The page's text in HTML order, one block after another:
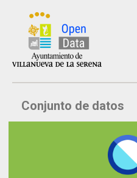
Inicio
Datos
Conjunto de datos